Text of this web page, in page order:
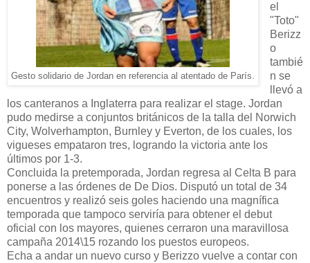
Gesto solidario de Jordan en referencia al atentado de París.
el
"Toto"
Berizz
o
tambié
n se
llevó a
los canteranos a Inglaterra para realizar el stage. Jordan
pudo medirse a conjuntos británicos de la talla del Norwich
City, Wolverhampton, Burnley y Everton, de los cuales, los
vigueses empataron tres, logrando la victoria ante los
últimos por 1-3.
Concluida la pretemporada, Jordan regresa al Celta B para
ponerse a las órdenes de De Dios. Disputó un total de 34
encuentros y realizó seis goles haciendo una magnífica
temporada que tampoco serviría para obtener el debut
oficial con los mayores, quienes cerraron una maravillosa
campaña 2014\15 rozando los puestos europeos.
Echa a andar un nuevo curso y Berizzo vuelve a contar con